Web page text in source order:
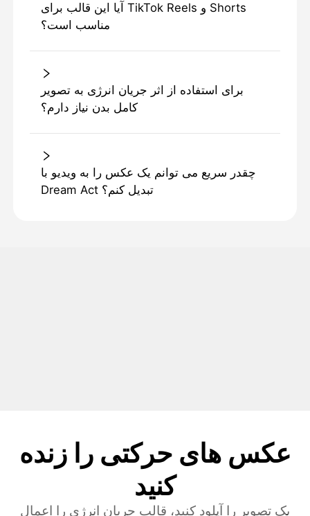
آیا این قالب برای TikTok Reels و Shorts
مناسب است؟
برای استفاده از اثر جریان انرژی به تصویر
کامل بدن نیاز دارم؟
چقدر سریع می توانم یک عکس را به ویدیو با
Dream Act تبدیل کنم؟
عکس های حرکتی را زنده
کنید
یک تصویر را آپلود کنید، قالب جریان انرژی را اعمال